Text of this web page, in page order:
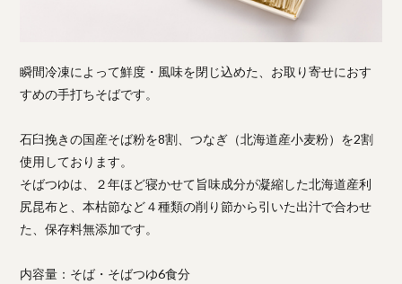
瞬間冷凍によって鮮度・風味を閉じ込めた、お取り寄せにおす
すめの手打ちそばです。
石臼挽きの国産そば粉を8割、つなぎ（北海道産小麦粉）を2割
使用しております。
そばつゆは、２年ほど寝かせて旨味成分が凝縮した北海道産利
尻昆布と、本枯節など４種類の削り節から引いた出汁で合わせ
た、保存料無添加です。
内容量：そば・そばつゆ6食分